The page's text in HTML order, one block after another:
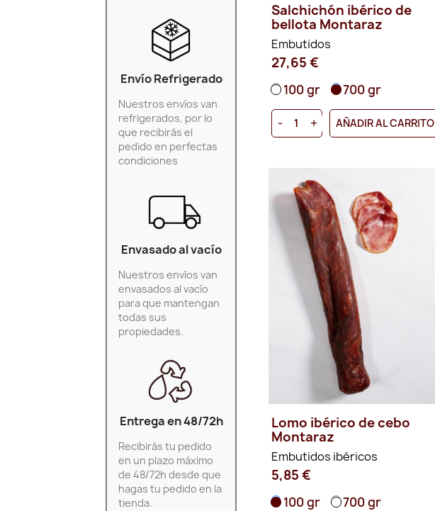
Envío Refrigerado
Nuestros envíos van
refrigerados, por lo
que recibirás el
pedido en perfectas
condiciones
Envasado al vacío
Nuestros envíos van
envasados al vacío
para que mantengan
todas sus
propiedades.
Entrega en 48/72h
Recibirás tu pedido
en un plazo máximo
de 48/72h desde que
hagas tu pedido en la
tienda.
Salchichón ibérico de
bellota Montaraz
Embutidos
27,65 €
100 gr 700 gr
- + AÑADIR AL CARRITO
Lomo ibérico de cebo
Montaraz
Embutidos ibéricos
5,85 €
100 gr 700 gr